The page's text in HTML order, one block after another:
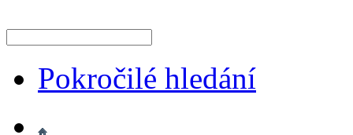
Pokročilé hledání